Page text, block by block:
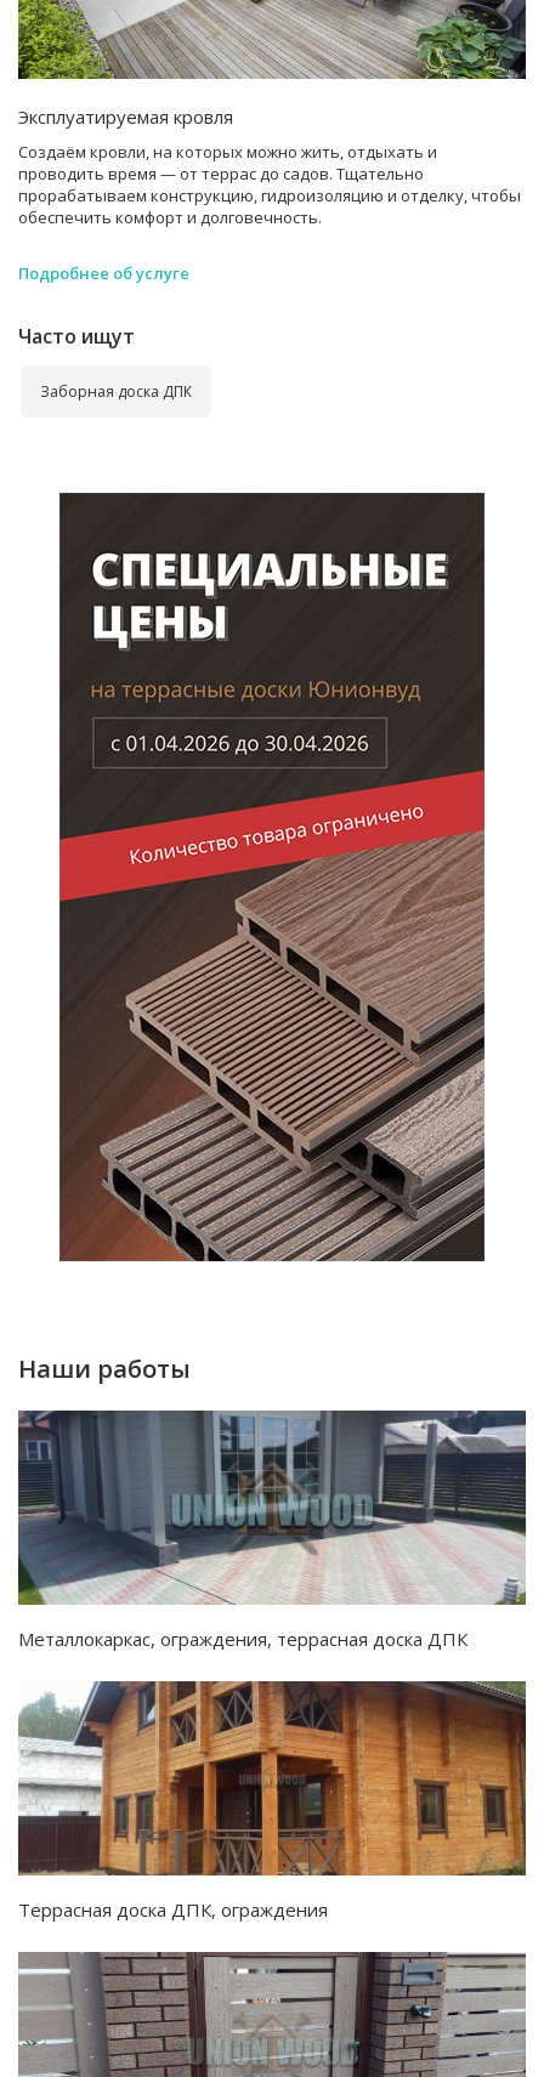
Эксплуатируемая кровля
Создаём кровли, на которых можно жить, отдыхать и
проводить время — от террас до садов. Тщательно
прорабатываем конструкцию, гидроизоляцию и отделку, чтобы
обеспечить комфорт и долговечность.
Подробнее об услуге
Часто ищут
Заборная доска ДПК
Наши работы
Металлокаркас, ограждения, террасная доска ДПК
Террасная доска ДПК, ограждения